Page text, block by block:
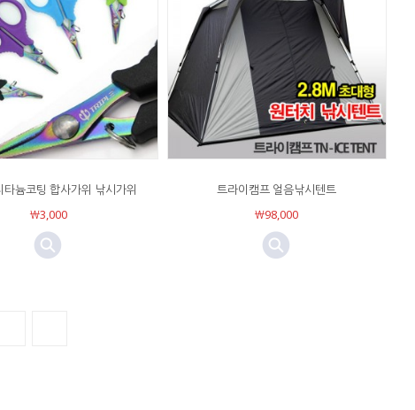
타늄코팅 합사가위 낚시가위
￦3,000
트라이캠프 얼음낚시텐트
￦98,000